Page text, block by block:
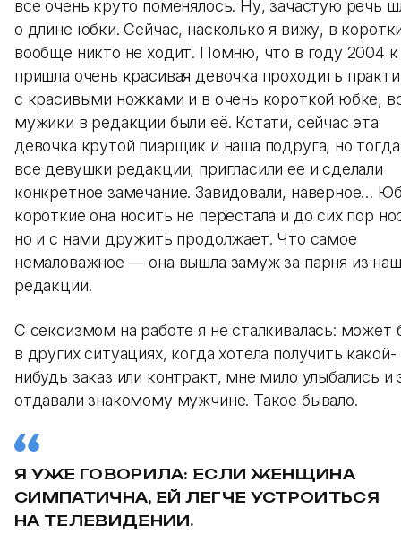
все очень круто поменялось. Ну, зачастую речь
о длине юбки. Сейчас, насколько я вижу, в
вообще никто не ходит. Помню, что в году 2004
пришла очень красивая девочка проходить
с красивыми ножками и в очень короткой юбке,
мужики в редакции были её. Кстати, сейчас эта
девочка крутой пиарщик и наша подруга, но
все девушки редакции, пригласили ее и сделали
конкретное замечание. Завидовали, наверное…
короткие она носить не перестала и до сих пор
но и с нами дружить продолжает. Что самое
немаловажное — она вышла замуж за парня из
редакции.
С сексизмом на работе я не сталкивалась: может
в других ситуациях, когда хотела получить какой-
нибудь заказ или контракт, мне мило улыбались и
отдавали знакомому мужчине. Такое бывало.
Я УЖЕ ГОВОРИЛА: ЕСЛИ ЖЕНЩИНА
СИМПАТИЧНА, ЕЙ ЛЕГЧЕ УСТРОИТЬСЯ
НА ТЕЛЕВИДЕНИИ.